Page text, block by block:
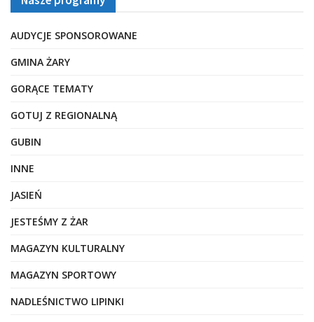
AUDYCJE SPONSOROWANE
GMINA ŻARY
GORĄCE TEMATY
GOTUJ Z REGIONALNĄ
GUBIN
INNE
JASIEŃ
JESTEŚMY Z ŻAR
MAGAZYN KULTURALNY
MAGAZYN SPORTOWY
NADLEŚNICTWO LIPINKI